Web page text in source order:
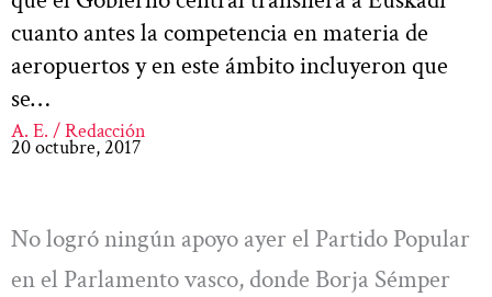
cuanto antes la competencia en materia de
aeropuertos y en este ámbito incluyeron que
se…
A. E. / Redacción
20 octubre, 2017
No logró ningún apoyo ayer el Partido Popular
en el Parlamento vasco, donde Borja Sémper